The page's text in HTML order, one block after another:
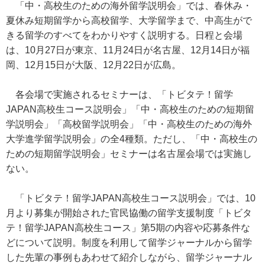
「中・高校生のための海外留学説明会」では、春休み・
夏休み短期留学から高校留学、大学留学まで、中高生がで
きる留学のすべてをわかりやすく説明する。日程と会場
は、10月27日が東京、11月24日が名古屋、12月14日が福
岡、12月15日が大阪、12月22日が広島。
各会場で実施されるセミナーは、「トビタテ！留学
JAPAN高校生コース説明会」「中・高校生のための短期留
学説明会」「高校留学説明会」「中・高校生のための海外
大学進学留学説明会」の全4種類。ただし、「中・高校生の
ための短期留学説明会」セミナーは名古屋会場では実施し
ない。
「トビタテ！留学JAPAN高校生コース説明会」では、10
月より募集が開始された官民協働の留学支援制度「トビタ
テ！留学JAPAN高校生コース」第5期の内容や応募条件な
どについて説明。制度を利用して留学ジャーナルから留学
した先輩の事例もあわせて紹介しながら、留学ジャーナル